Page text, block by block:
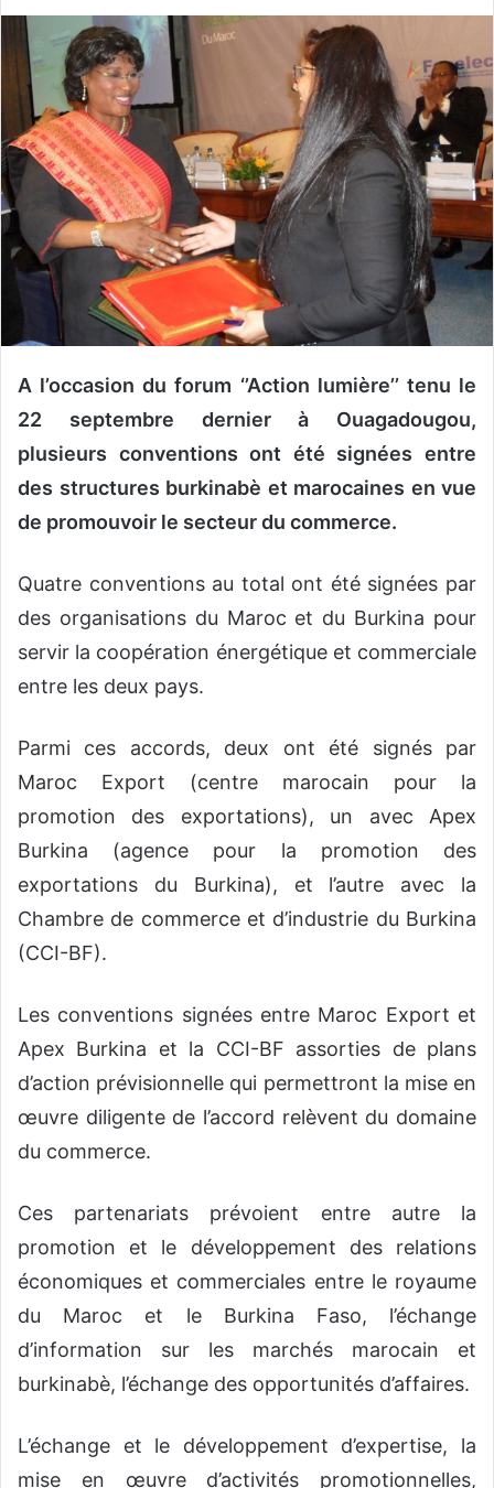
v
o
y
e
r
u
n
c
o
r
r
i
A l’occasion du forum ‘’Action lumière’’ tenu le
22 septembre dernier à Ouagadougou,
plusieurs conventions ont été signées entre
des structures burkinabè et marocaines en vue
de promouvoir le secteur du commerce.
Quatre conventions au total ont été signées par
des organisations du Maroc et du Burkina pour
servir la coopération énergétique et commerciale
entre les deux pays.
Parmi ces accords, deux ont été signés par
Maroc Export (centre marocain pour la
promotion des exportations), un avec Apex
Burkina (agence pour la promotion des
exportations du Burkina), et l’autre avec la
Chambre de commerce et d’industrie du Burkina
(CCI-BF).
Les conventions signées entre Maroc Export et
Apex Burkina et la CCI-BF assorties de plans
d’action prévisionnelle qui permettront la mise en
œuvre diligente de l’accord relèvent du domaine
du commerce.
Ces partenariats prévoient entre autre la
promotion et le développement des relations
économiques et commerciales entre le royaume
du Maroc et le Burkina Faso, l’échange
d’information sur les marchés marocain et
burkinabè, l’échange des opportunités d’affaires.
L’échange et le développement d’expertise, la
mise en œuvre d’activités promotionnelles,